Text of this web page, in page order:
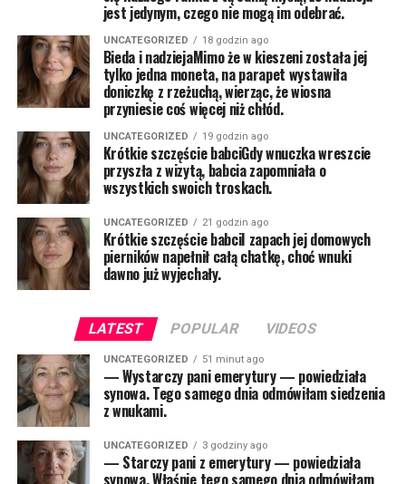
jest jedynym, czego nie mogą im odebrać.
UNCATEGORIZED 18 godzin ago
Bieda i nadziejaMimo że w kieszeni została jej
tylko jedna moneta, na parapet wystawiła
doniczkę z rzeżuchą, wierząc, że wiosna
przyniesie coś więcej niż chłód.
UNCATEGORIZED 19 godzin ago
Krótkie szczęście babciGdy wnuczka wreszcie
przyszła z wizytą, babcia zapomniała o
wszystkich swoich troskach.
UNCATEGORIZED 21 godzin ago
Krótkie szczęście babciI zapach jej domowych
pierników napełnił całą chatkę, choć wnuki
dawno już wyjechały.
LATEST POPULAR VIDEOS
UNCATEGORIZED 51 minut ago
— Wystarczy pani emerytury — powiedziała
synowa. Tego samego dnia odmówiłam siedzenia
z wnukami.
UNCATEGORIZED 3 godziny ago
— Starczy pani z emerytury — powiedziała
synowa. Właśnie tego samego dnia odmówiłam